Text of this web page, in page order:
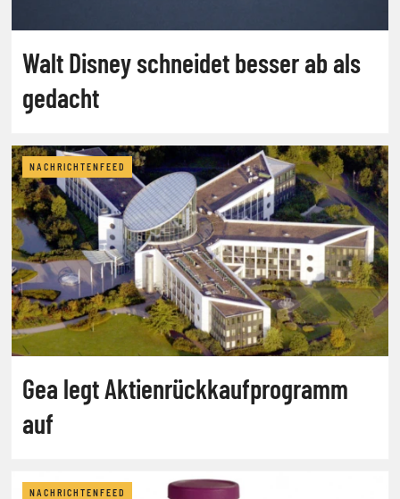
Walt Disney schneidet besser ab als
gedacht
NACHRICHTENFEED
Gea legt Aktienrückkaufprogramm
auf
NACHRICHTENFEED